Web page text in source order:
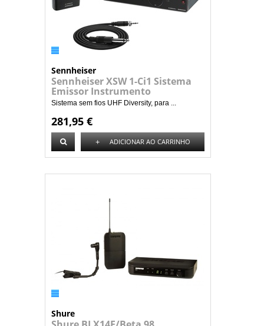
Sennheiser
Sennheiser XSW 1-Ci1 Sistema
Emissor Instrumento
Sistema sem fios UHF Diversity, para ...
281,95 €
+ ADICIONAR AO CARRINHO
Shure